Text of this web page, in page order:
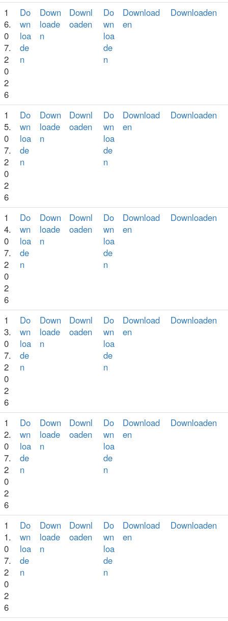
1
6.
0
7.
2
0
2
6
Do
wn
loa
de
n
Down
loade
n
Downl
oaden
Do
wn
loa
de
n
Download
en
Downloaden
1
5.
0
7.
2
0
2
6
Do
wn
loa
de
n
Down
loade
n
Downl
oaden
Do
wn
loa
de
n
Download
en
Downloaden
1
4.
0
7.
2
0
2
6
Do
wn
loa
de
n
Down
loade
n
Downl
oaden
Do
wn
loa
de
n
Download
en
Downloaden
1
3.
0
7.
2
0
2
6
Do
wn
loa
de
n
Down
loade
n
Downl
oaden
Do
wn
loa
de
n
Download
en
Downloaden
1
2.
0
7.
2
0
2
6
Do
wn
loa
de
n
Down
loade
n
Downl
oaden
Do
wn
loa
de
n
Download
en
Downloaden
1
1.
0
7.
2
0
2
6
Do
wn
loa
de
n
Down
loade
n
Downl
oaden
Do
wn
loa
de
n
Download
en
Downloaden